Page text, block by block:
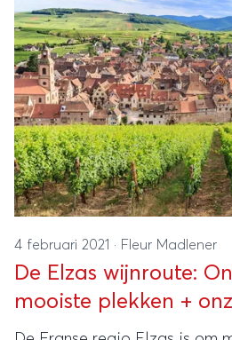
roadtrip.
4 februari 2021 · Fleur Madlener
De Elzas wijnroute:
mooiste plekken +